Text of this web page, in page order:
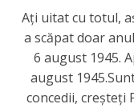
Ați uitat cu totul,
a scăpat doar
6 august 1945.
august
concedii, creșteți